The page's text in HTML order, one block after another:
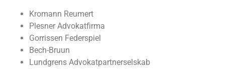
Kromann Reumert
Plesner Advokatfirma
Gorrissen Federspiel
Bech-Bruun
Lundgrens Advokatpartnerselskab